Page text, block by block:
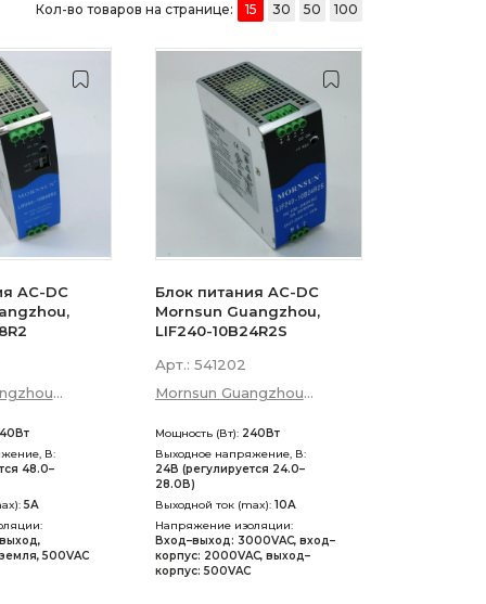
Кол-во товаров на странице: 15 30 50 100
AC-DC
В:
48.0–
5А
500VAC
Блок питания AC-DC
Mornsun Guangzhou,
LIF240-10B24R2S
Арт.: 541202
Mornsun Guangzhou
Co., Ltd
Мощность (Вт): 240Вт
Выходное напряжение, В:
24В (регулируется 24.0–
28.0В)
Выходной ток (max): 10А
Напряжение изоляции:
Вход–выход: 3000VAC, вход–
корпус: 2000VAC, выход–
корпус: 500VAC